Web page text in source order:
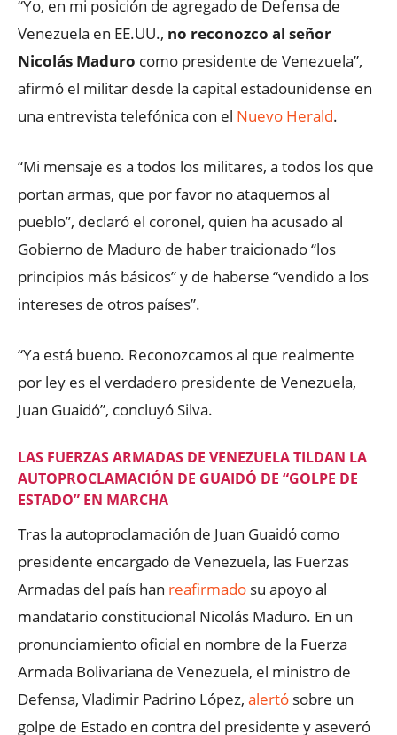
“Yo, en mi posición de agregado de Defensa de
Venezuela en EE.UU., no reconozco al señor
Nicolás Maduro como presidente de Venezuela”,
afirmó el militar desde la capital estadounidense en
una entrevista telefónica con el Nuevo Herald.
“Mi mensaje es a todos los militares, a todos los que
portan armas, que por favor no ataquemos al
pueblo”, declaró el coronel, quien ha acusado al
Gobierno de Maduro de haber traicionado “los
principios más básicos” y de haberse “vendido a los
intereses de otros países”.
“Ya está bueno. Reconozcamos al que realmente
por ley es el verdadero presidente de Venezuela,
Juan Guaidó”, concluyó Silva.
LAS FUERZAS ARMADAS DE VENEZUELA TILDAN LA
AUTOPROCLAMACIÓN DE GUAIDÓ DE “GOLPE DE
ESTADO” EN MARCHA
Tras la autoproclamación de Juan Guaidó como
presidente encargado de Venezuela, las Fuerzas
Armadas del país han reafirmado su apoyo al
mandatario constitucional Nicolás Maduro. En un
pronunciamiento oficial en nombre de la Fuerza
Armada Bolivariana de Venezuela, el ministro de
Defensa, Vladimir Padrino López, alertó sobre un
golpe de Estado en contra del presidente y aseveró